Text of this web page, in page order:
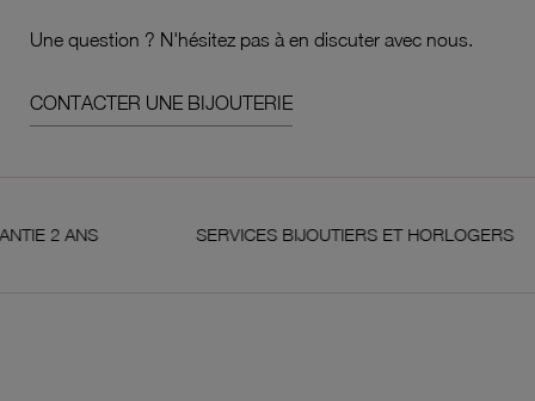
Une question ? N'hésitez pas à en discuter avec nous.
CONTACTER UNE BIJOUTERIE
ANS SERVICES BIJOUTIERS ET HORLOGERS